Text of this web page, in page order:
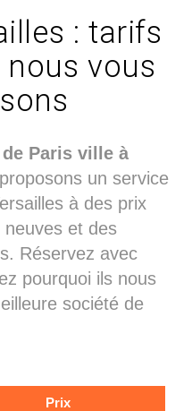
: tarifs
vous
Paris ville à
un service
à des prix
et des
Réservez avec
pourquoi ils nous
société de
Prix